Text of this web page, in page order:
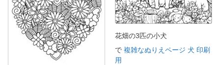
花畑の3匹の小犬
で 複雑なぬりえページ 犬 印刷
用